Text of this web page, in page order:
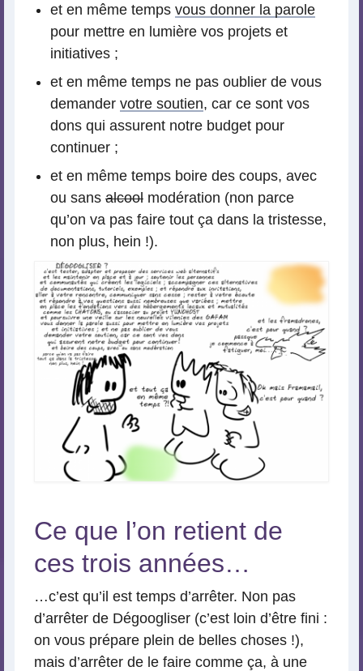
et en même temps vous donner la parole
pour mettre en lumière vos projets et
initiatives ;
et en même temps ne pas oublier de vous
demander votre soutien, car ce sont vos
dons qui assurent notre budget pour
continuer ;
et en même temps boire des coups, avec
ou sans alcool modération (non parce
qu’on va pas faire tout ça dans la tristesse,
non plus, hein !).
Ce que l’on retient de
ces trois années…
…c’est qu’il est temps d’arrêter. Non pas
d’arrêter de Dégoogliser (c’est loin d’être fini :
on vous prépare plein de belles choses !),
mais d’arrêter de le faire comme ça, à une